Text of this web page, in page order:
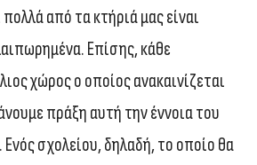
από τα κτήριά μας είναι
Επίσης, κάθε
χώρος ο οποίος ανακαινίζεται
πράξη αυτή την έννοια του
Ενός σχολείου, δηλαδή, το οποίο θα